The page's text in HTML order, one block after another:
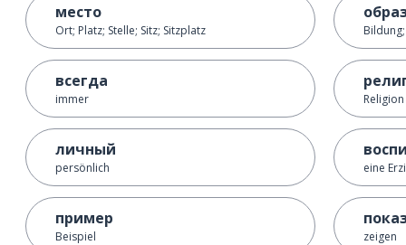
место
Ort; Platz; Stelle; Sitz; Sitzplatz
всегда
immer
личный
persönlich
пример
Beispiel
Religion
eine
zeigen